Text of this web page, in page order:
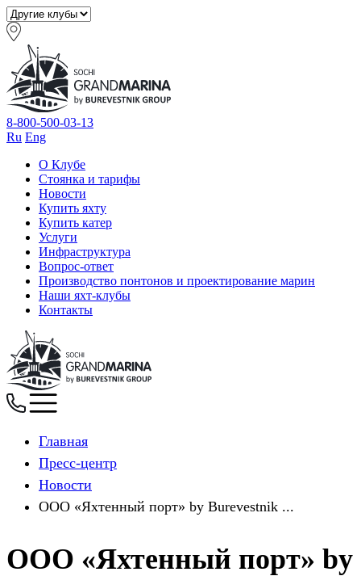
8-800-500-03-13
Ru Eng
О Клубе
Стоянка и тарифы
Новости
Купить яхту
Купить катер
Услуги
Инфраструктура
Вопрос-ответ
Производство понтонов и проектирование марин
Наши яхт-клубы
Контакты
Главная
Пресс-центр
Новости
ООО «Яхтенный порт» by Burevestnik ...
ООО «Яхтенный порт» by